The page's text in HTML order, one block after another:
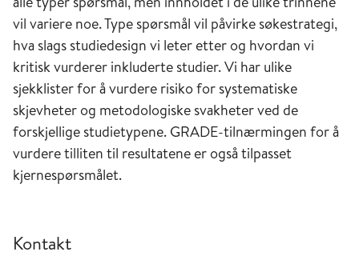
vil variere noe. Type spørsmål vil påvirke søkestrategi,
hva slags studiedesign vi leter etter og hvordan vi
kritisk vurderer inkluderte studier. Vi har ulike
sjekklister for å vurdere risiko for systematiske
skjevheter og metodologiske svakheter ved de
forskjellige studietypene. GRADE-tilnærmingen for å
vurdere tilliten til resultatene er også tilpasset
kjernespørsmålet.
Kontakt